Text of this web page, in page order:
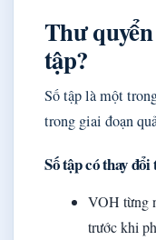
Thư
tập?
Số tập là một
trong giai đoạn
Số tập có thay
VOH từng
trước khi